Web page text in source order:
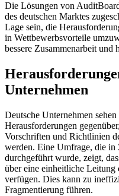
Die Lösungen von
des deutschen Marktes
Lage sein, die
in Wettbewerbsvorteile
bessere Zusammenarbeit und
Unternehmen
Deutsche Unternehmen
Herausforderungen
Vorschriften und Richtlinien
werden. Eine Umfrage, die
durchgeführt wurde, zeigt,
über eine einheitliche
verfügen. Dies kann zu
Fragmentierung führen.